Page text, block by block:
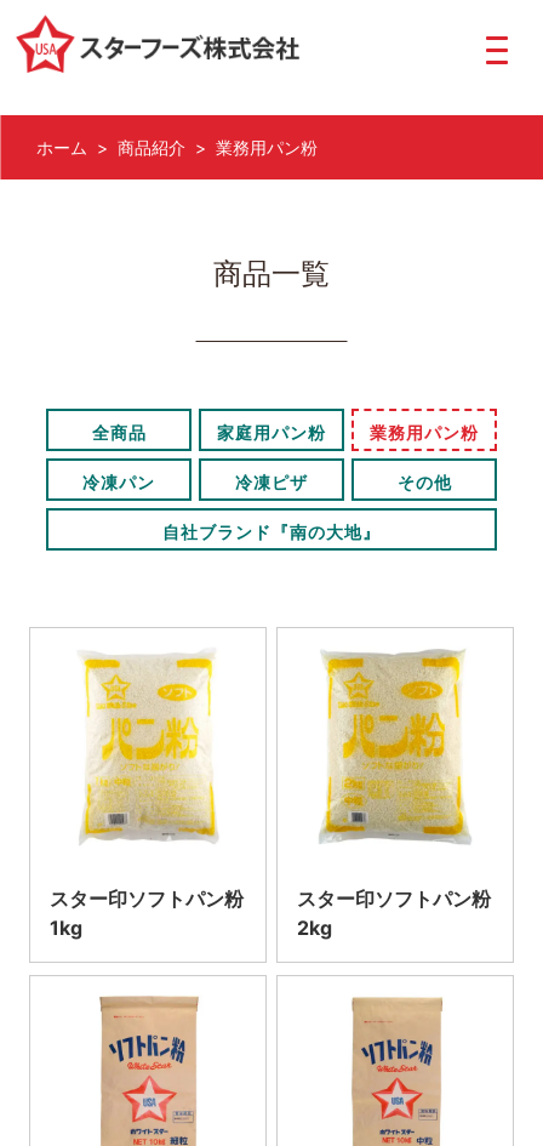
ホーム > 商品紹介 > 業務用パン粉
商品一覧
全商品 家庭用パン粉 業務用パン粉
冷凍パン 冷凍ピザ その他
自社ブランド『南の大地』
スター印ソフトパン粉
1kg
スター印ソフトパン粉
2kg